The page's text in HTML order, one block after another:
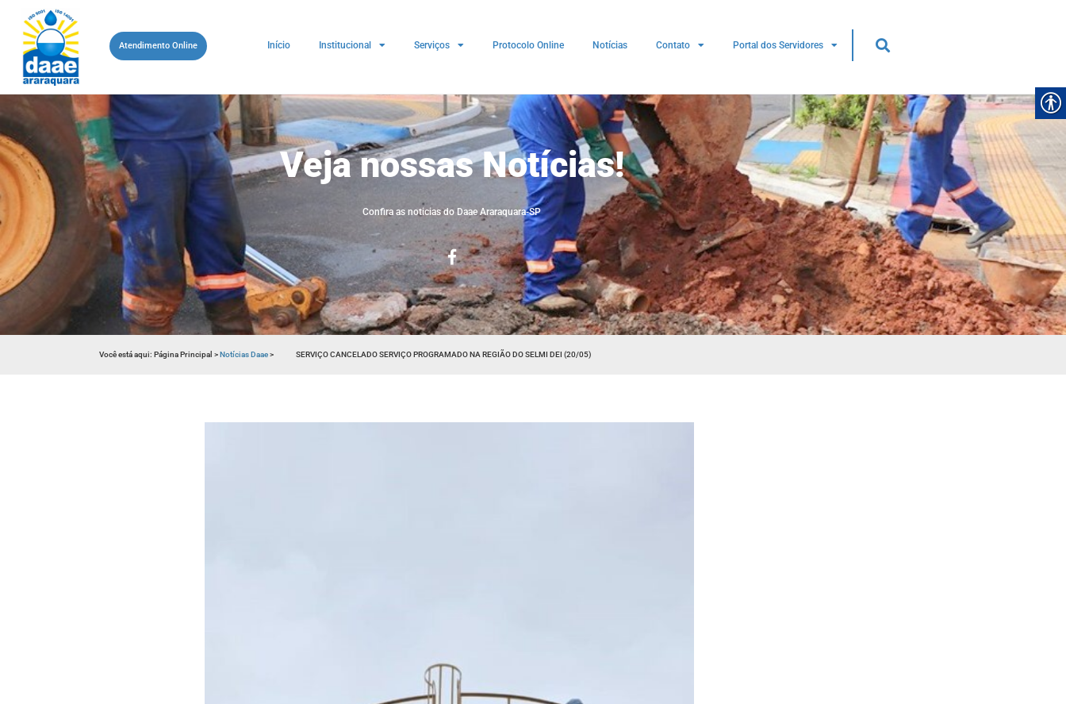
Atendimento Online Início Institucional Serviços Protocolo Online Notícias Contato Portal dos Servidores
Veja nossas Notícias!
Confira as noticias do Daae Araraquara-SP
Você está aqui:Página Principal>Notícias Daae> SERVIÇO CANCELADO SERVIÇO PROGRAMADO NA REGIÃO DO SELMI DEI (20/05)